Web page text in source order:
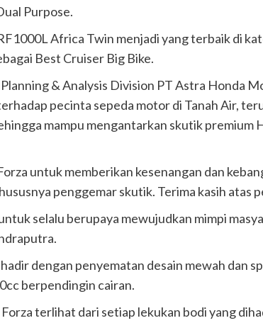
Purpose.
Africa Twin menjadi yang terbaik di
Best Cruiser Big Bike.
& Analysis Division PT Astra Honda
pecinta sepeda motor di Tanah Air,
mampu mengantarkan skutik premium
untuk memberikan kesenangan dan
penggemar skutik. Terima kasih atas
selalu berupaya mewujudkan mimpi
dengan penyematan desain mewah dan
berpendingin cairan.
terlihat dari setiap lekukan bodi yang